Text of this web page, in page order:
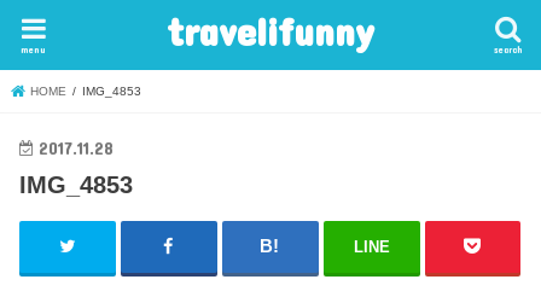
travelifunny search
menu
HOME IMG_4853
2017.11.28
IMG_4853
LINE